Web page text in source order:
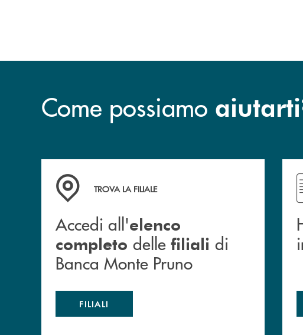
Come possiamo aiutarti
Accedi all' elenco completo&nbsp; delle&nbsp;
TROVA LA FILIALE
Accedi all'elenco
completo delle filiali di
Banca Monte Pruno
FILIALI